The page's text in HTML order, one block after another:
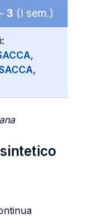
3 (I sem.)
,
,